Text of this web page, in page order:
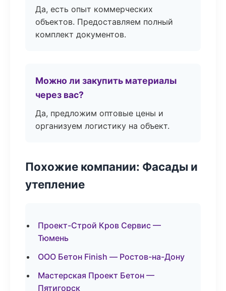
Да, есть опыт коммерческих
объектов. Предоставляем полный
комплект документов.
Можно ли закупить материалы
через вас?
Да, предложим оптовые цены и
организуем логистику на объект.
Похожие компании: Фасады и
утепление
Проект-Строй Кров Сервис —
Тюмень
ООО Бетон Finish — Ростов-на-Дону
Мастерская Проект Бетон —
Пятигорск